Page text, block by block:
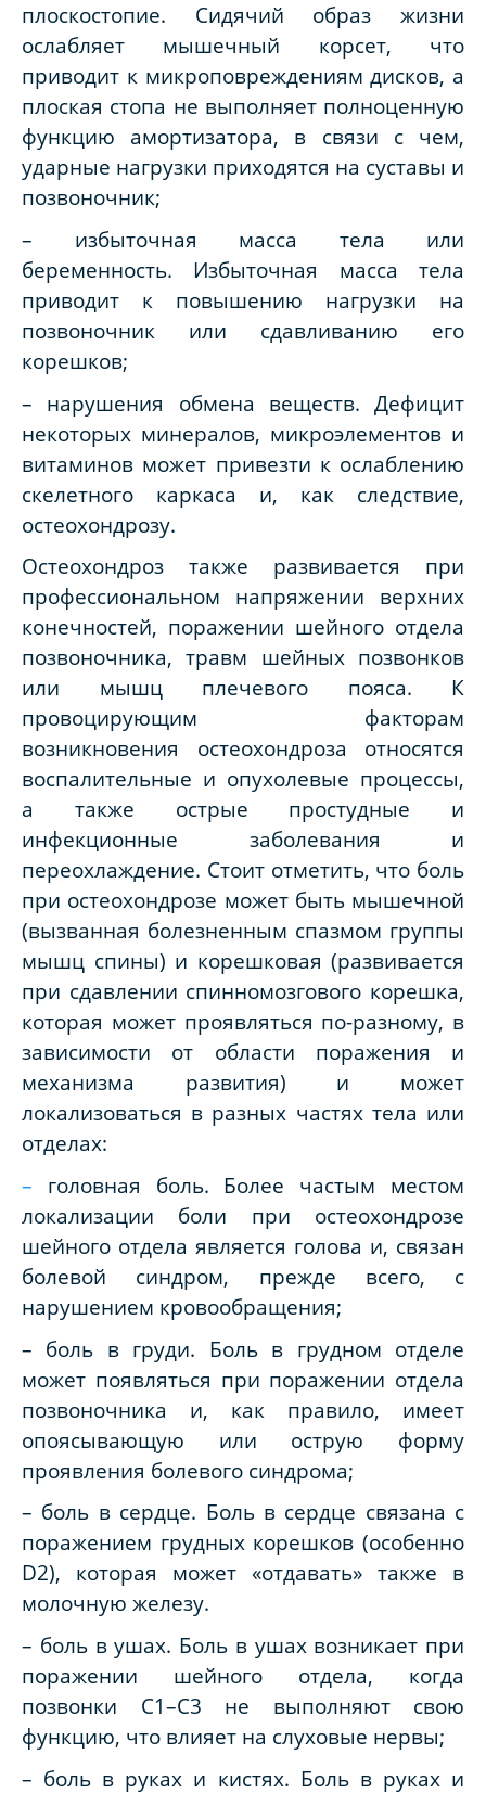
плоскостопие. Сидячий образ жизни
ослабляет мышечный корсет, что
приводит к микроповреждениям дисков, а
плоская стопа не выполняет полноценную
функцию амортизатора, в связи с чем,
ударные нагрузки приходятся на суставы и
позвоночник;
– избыточная масса тела или
беременность. Избыточная масса тела
приводит к повышению нагрузки на
позвоночник или сдавливанию его
корешков;
– нарушения обмена веществ. Дефицит
некоторых минералов, микроэлементов и
витаминов может привезти к ослаблению
скелетного каркаса и, как следствие,
остеохондрозу.
Остеохондроз также развивается при
профессиональном напряжении верхних
конечностей, поражении шейного отдела
позвоночника, травм шейных позвонков
или мышц плечевого пояса. К
провоцирующим факторам
возникновения остеохондроза относятся
воспалительные и опухолевые процессы,
а также острые простудные и
инфекционные заболевания и
переохлаждение. Стоит отметить, что боль
при остеохондрозе может быть мышечной
(вызванная болезненным спазмом группы
мышц спины) и корешковая (развивается
при сдавлении спинномозгового корешка,
которая может проявляться по-разному, в
зависимости от области поражения и
механизма развития) и может
локализоваться в разных частях тела или
отделах:
– головная боль. Более частым местом
локализации боли при остеохондрозе
шейного отдела является голова и, связан
болевой синдром, прежде всего, с
нарушением кровообращения;
– боль в груди. Боль в грудном отделе
может появляться при поражении отдела
позвоночника и, как правило, имеет
опоясывающую или острую форму
проявления болевого синдрома;
– боль в сердце. Боль в сердце связана с
поражением грудных корешков (особенно
D2), которая может «отдавать» также в
молочную железу.
– боль в ушах. Боль в ушах возникает при
поражении шейного отдела, когда
позвонки С1–С3 не выполняют свою
функцию, что влияет на слуховые нервы;
– боль в руках и кистях. Боль в руках и